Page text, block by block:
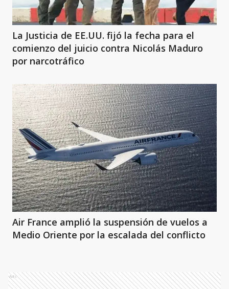
La Justicia de EE.UU. fijó la fecha para el
comienzo del juicio contra Nicolás Maduro
por narcotráfico
Air France amplió la suspensión de vuelos a
Medio Oriente por la escalada del conflicto
Ads